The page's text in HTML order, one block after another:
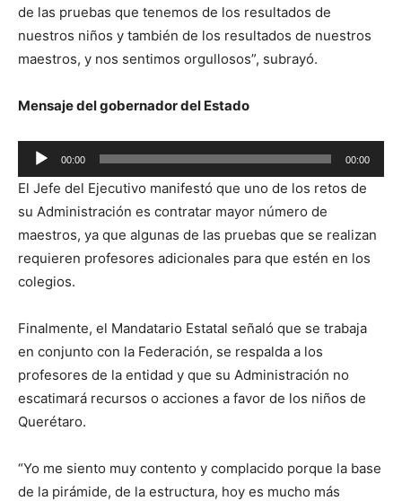
de las pruebas que tenemos de los resultados de
nuestros niños y también de los resultados de nuestros
maestros, y nos sentimos orgullosos”, subrayó.
Mensaje del gobernador del Estado
Reproductor
de
audio
00:00 00:00
El Jefe del Ejecutivo manifestó que uno de los retos de
su Administración es contratar mayor número de
maestros, ya que algunas de las pruebas que se realizan
requieren profesores adicionales para que estén en los
colegios.
Finalmente, el Mandatario Estatal señaló que se trabaja
en conjunto con la Federación, se respalda a los
profesores de la entidad y que su Administración no
escatimará recursos o acciones a favor de los niños de
Querétaro.
“Yo me siento muy contento y complacido porque la base
de la pirámide, de la estructura, hoy es mucho más